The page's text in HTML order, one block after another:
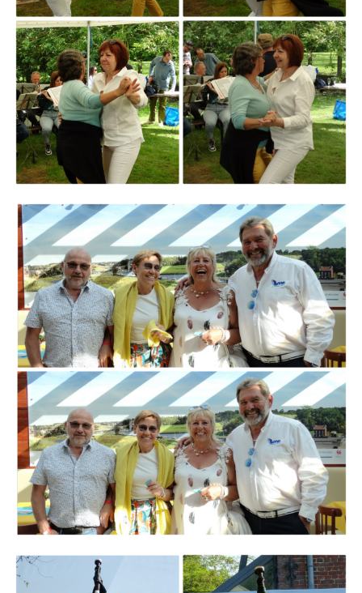
Branding
ARMCHAIR
Branding
ARMCHAIR